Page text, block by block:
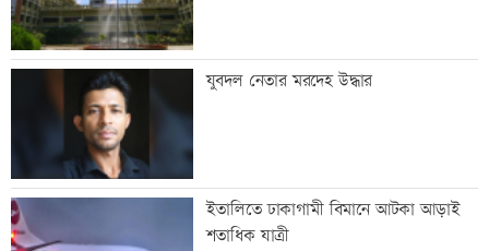
যুবদল নেতার মরদেহ উদ্ধার
ইতালিতে ঢাকাগামী বিমানে আটকা আড়াই
শতাধিক যাত্রী